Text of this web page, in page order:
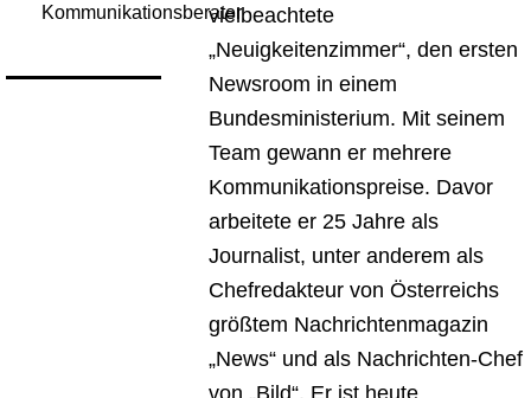
Kommunikationsberatervielbeachtete
„Neuigkeitenzimmer“, den ersten
Newsroom in einem
Bundesministerium. Mit seinem
Team gewann er mehrere
Kommunikationspreise. Davor
arbeitete er 25 Jahre als
Journalist, unter anderem als
Chefredakteur von Österreichs
größtem Nachrichtenmagazin
„News“ und als Nachrichten-Chef
von „Bild“. Er ist heute